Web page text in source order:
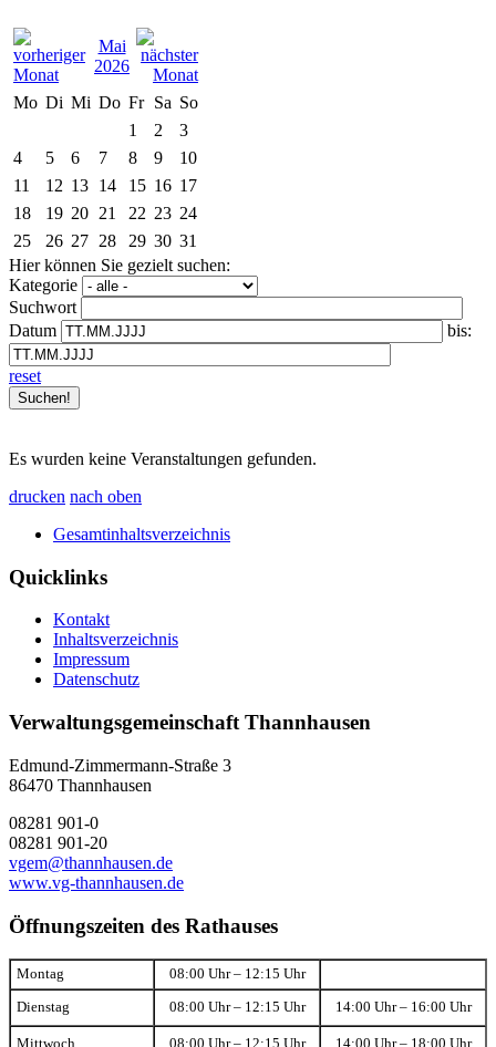
Mai
2026
Mo Di Mi Do Fr Sa So
1
2
3
4
5 6 7 8 9
10
11
12 13 14 15 16 17
18
19 20 21 22 23 24
25
26 27 28 29 30 31
Hier können Sie gezielt suchen:
Kategorie
Suchwort
Datum
bis:
reset
Es wurden keine Veranstaltungen gefunden.
drucken nach oben
Gesamtinhaltsverzeichnis
Quicklinks
Kontakt
Inhaltsverzeichnis
Impressum
Datenschutz
Verwaltungsgemeinschaft Thannhausen
Edmund-Zimmermann-Straße 3
86470 Thannhausen
08281 901-0
08281 901-20
vgem@thannhausen.de
www.vg-thannhausen.de
Öffnungszeiten des Rathauses
Montag 08:00 Uhr – 12:15 Uhr
Dienstag 08:00 Uhr – 12:15 Uhr 14:00 Uhr – 16:00 Uhr